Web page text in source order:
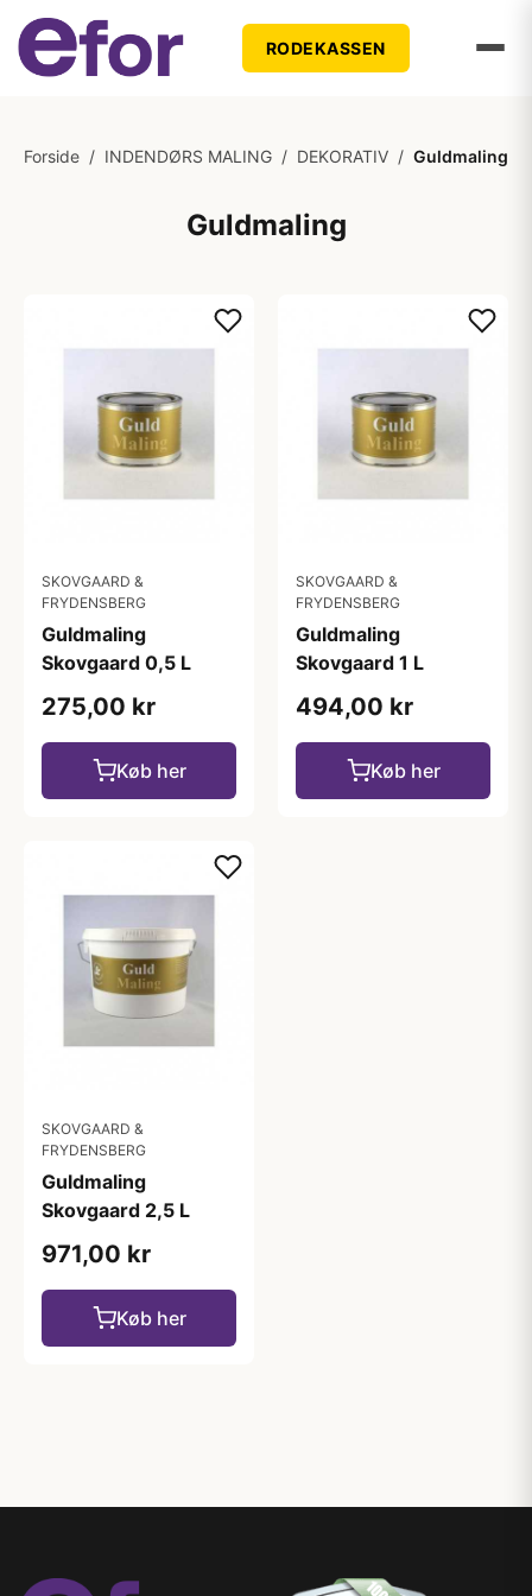
RODEKASSEN
Forside / INDENDØRS MALING / DEKORATIV / Guldmaling
Guldmaling
SKOVGAARD &
FRYDENSBERG
Guldmaling
Skovgaard 0,5 L
275,00 kr
Køb her
SKOVGAARD &
FRYDENSBERG
Guldmaling
Skovgaard 1 L
494,00 kr
Køb her
SKOVGAARD &
FRYDENSBERG
Guldmaling
Skovgaard 2,5 L
971,00 kr
Køb her